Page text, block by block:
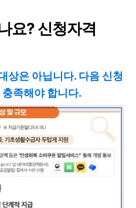
요? 신청자격
상은 아닙니다. 다음 신청
족해야 합니다.